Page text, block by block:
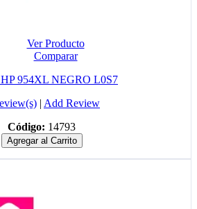
Ver Producto
Comparar
954XL NEGRO L0S7
| Add Review
Código: 14793
Agregar al Carrito